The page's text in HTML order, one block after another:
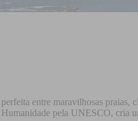
entre maravilhosas praias,
pela UNESCO, cria